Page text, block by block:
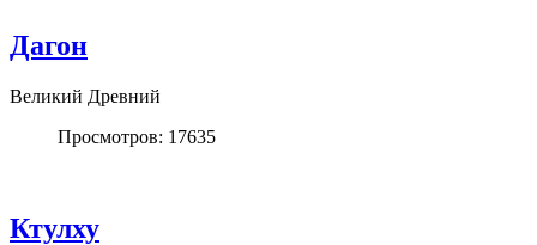
Дагон
Великий Древний
Просмотров: 17635
Ктулху